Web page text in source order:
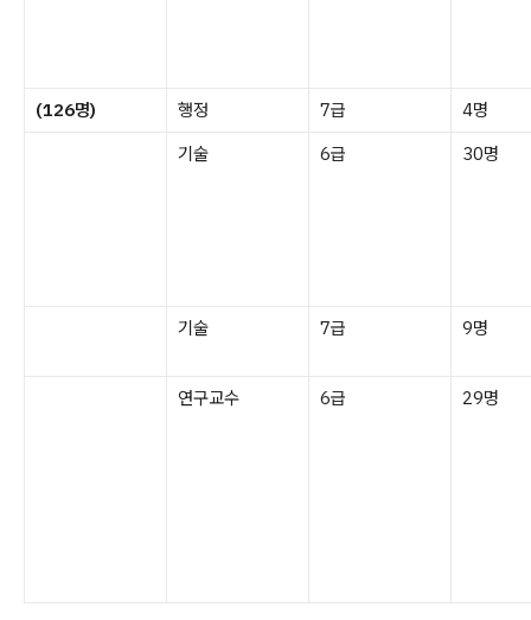
(126명) 행정 7급
4명
기술
6급 30명
기술 7급 9명
연구교수 6급 29명